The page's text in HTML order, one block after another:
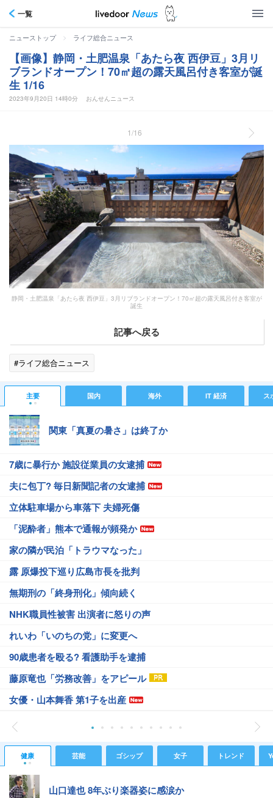
一覧
ニューストップ > ライフ総合ニュース
【画像】静岡・土肥温泉「あたら夜 西伊豆」3月リ
ブランドオープン！70㎡超の露天風呂付き客室が誕
生 1/16
2023年9月20日 14時0分 おんせんニュース
1/16
静岡・土肥温泉「あたら夜 西伊豆」3月リブランドオープン！70㎡超の露天風呂付き客室が
誕生
記事へ戻る
#ライフ総合ニュース
主要 国内 海外 IT 経済 ス
関東「真夏の暑さ」は終了か
7歳に暴行か 施設従業員の女逮捕
夫に包丁? 毎日新聞記者の女逮捕
立体駐車場から車落下 夫婦死傷
「泥酔者」熊本で通報が頻発か
家の隣が民泊「トラウマなった」
露 原爆投下巡り広島市長を批判
無期刑の「終身刑化」傾向続く
NHK職員性被害 出演者に怒りの声
れいわ「いのちの党」に変更へ
90歳患者を殴る? 看護助手を逮捕
藤原竜也「労務改善」をアピール
女優・山本舞香 第1子を出産
健康 芸能 ゴシップ 女子 トレンド
山口達也 8年ぶり楽器姿に感涙か